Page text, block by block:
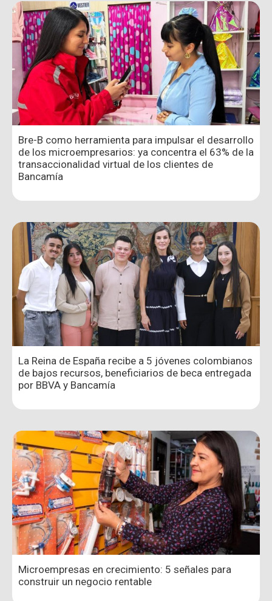
Bre-B como herramienta para impulsar el desarrollo
de los microempresarios: ya concentra el 63% de la
transaccionalidad virtual de los clientes de
Bancamía
La Reina de España recibe a 5 jóvenes colombianos
de bajos recursos, beneficiarios de beca entregada
por BBVA y Bancamía
Microempresas en crecimiento: 5 señales para
construir un negocio rentable